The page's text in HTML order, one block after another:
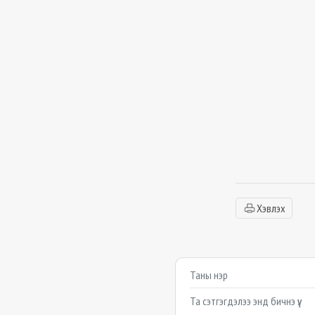
Хэвлэх
Сэтгэгдэл бичих
Example textarea